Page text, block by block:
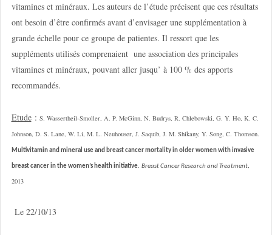
vitamines et minéraux. Les auteurs de l’étude précisent que ces résultats
ont besoin d’être confirmés avant d’envisager une supplémentation à
grande échelle pour ce groupe de patientes. Il ressort que les
suppléments utilisés comprenaient une association des principales
vitamines et minéraux, pouvant aller jusqu’ à 100 % des apports
recommandés.
Etude: S. Wassertheil-Smoller, A. P. McGinn, N. Budrys, R. Chlebowski, G. Y. Ho, K. C.
Johnson, D. S. Lane, W. Li, M. L. Neuhouser, J. Saquib, J. M. Shikany, Y. Song, C. Thomson.
Multivitamin and mineral use and breast cancer mortality in older women with invasive
breast cancer in the women’s health initiative. Breast Cancer Research and Treatment,
2013
Le 22/10/13